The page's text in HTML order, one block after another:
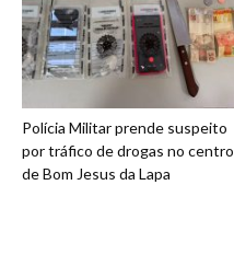
Polícia Militar prende suspeito
por tráfico de drogas no centro
de Bom Jesus da Lapa